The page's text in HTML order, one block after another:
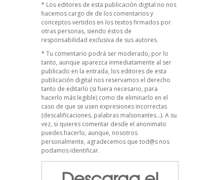
* Los editores de esta publicación digital no nos
hacemos cargo de de los comentarios y
conceptos vertidos en los textos firmados por
otras personas, siendo éstos de
responsabilidad exclusiva de sus autores.
* Tu comentario podrá ser moderado, por lo
tanto, aunque aparezca inmediatamente al ser
publicado en la entrada, los editores de esta
publicación digital nos reservamos el derecho
tanto de editarlo (si fuera necesario, para
hacerlo más legible) como de eliminarlo en el
caso de que se usen expresiones incorrectas
(descalificaciones, palabras malsonantes…). A su
vez, si quieres comentar desde el anonimato
puedes hacerlo, aunque, nosotros
personalmente, agradecemos que tod@s nos
podamos identificar.